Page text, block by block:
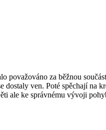
za běžnou
ven. Poté spěchají na
ale ke správnému vývoji